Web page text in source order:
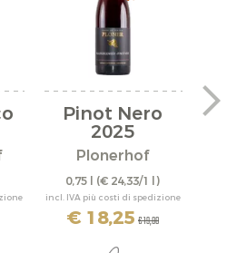
Pinot Nero
2025
Plonerhof
0,75 l (€ 24,33/1 l)
incl. IVA più costi di spedizione
€ 18,25 € 19,80
S.